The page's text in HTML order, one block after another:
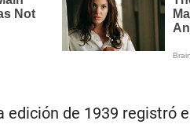
edición de 1939 registró